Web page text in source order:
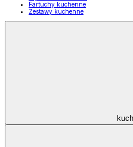
Fartuchy kuchenne
Zestawy kuchenne